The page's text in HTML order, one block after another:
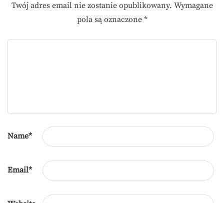
Twój adres email nie zostanie opublikowany. Wymagane
pola są oznaczone *
Name*
Email*